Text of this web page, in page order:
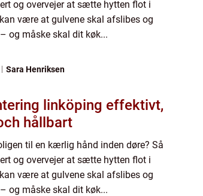
og overvejer at sætte hytten flot i
være at gulvene skal afslibes og
og måske skal dit køk...
Sara Henriksen
linköping effektivt,
hållbart
til en kærlig hånd inden døre? Så
og overvejer at sætte hytten flot i
være at gulvene skal afslibes og
og måske skal dit køk...